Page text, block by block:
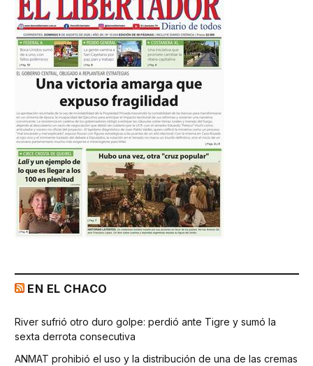
EN EL CHACO
River sufrió otro duro golpe: perdió ante Tigre y sumó la
sexta derrota consecutiva
ANMAT prohibió el uso y la distribución de una de las cremas